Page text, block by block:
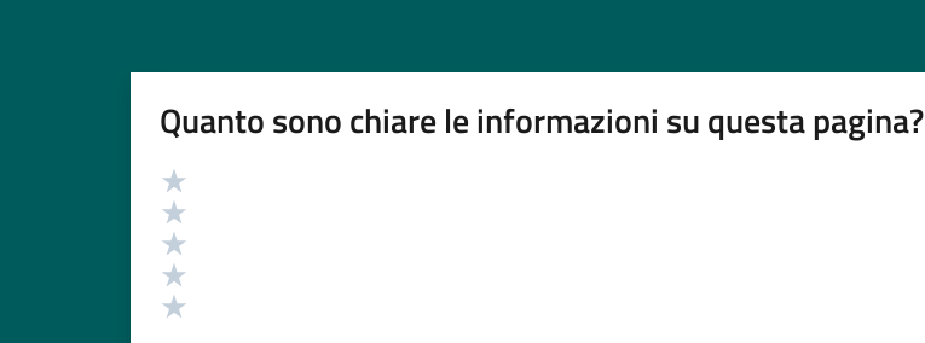
Quanto sono chiare le informazioni su questa pagina?
Valutazione